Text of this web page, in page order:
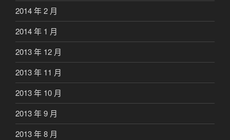
2014 年 2 月
2014 年 1 月
2013 年 12 月
2013 年 11 月
2013 年 10 月
2013 年 9 月
2013 年 8 月